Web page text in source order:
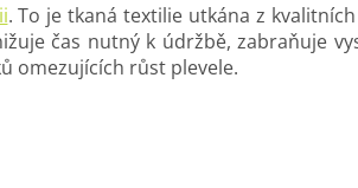
. To je tkaná textilie utkána z
čas nutný k údržbě, zabraňuje
omezujících růst plevele.